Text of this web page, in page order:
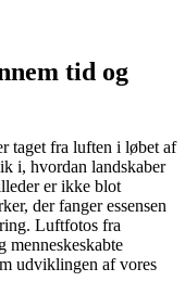
tid og
taget fra luften i løbet af
i, hvordan landskaber
er ikke blot
der fanger essensen
Luftfotos fra
menneskeskabte
udviklingen af vores